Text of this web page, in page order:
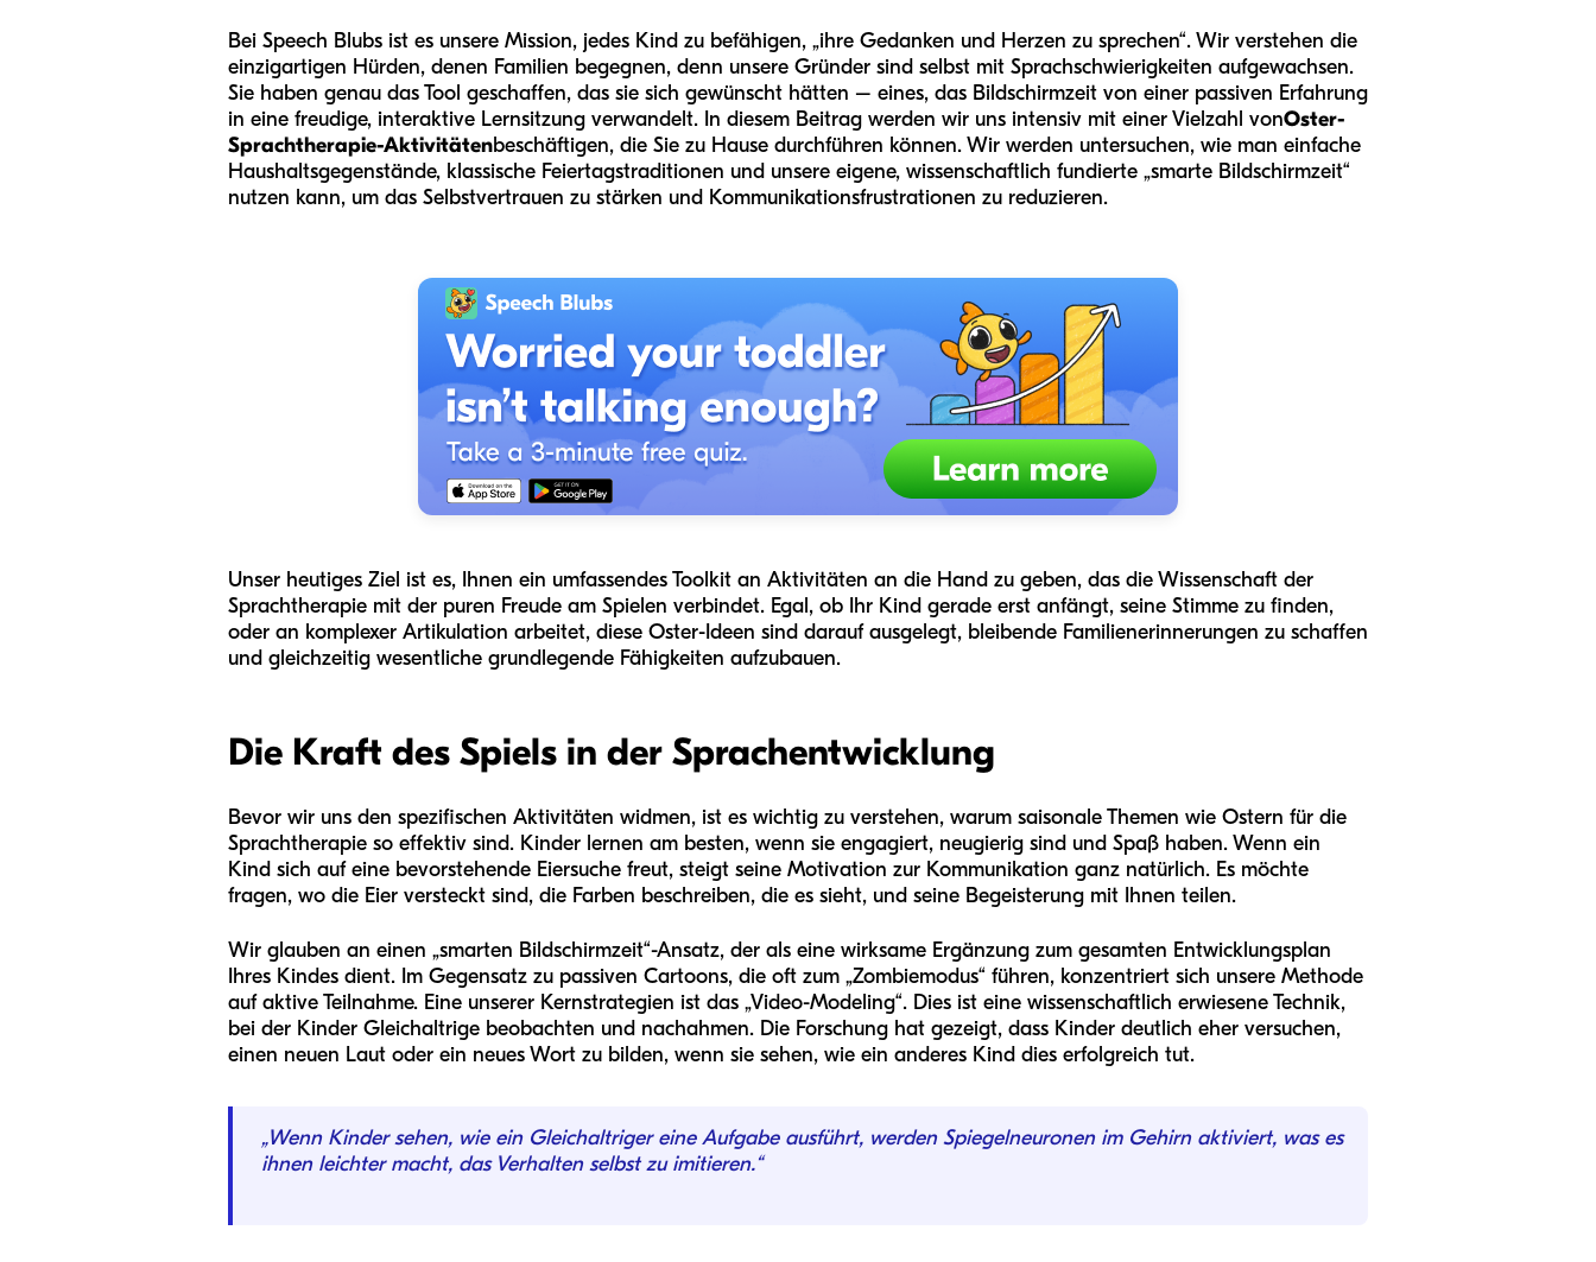
Bei Speech Blubs ist es unsere Mission, jedes Kind zu befähigen, „ihre Gedanken und Herzen zu sprechen“. Wir verstehen die
einzigartigen Hürden, denen Familien begegnen, denn unsere Gründer sind selbst mit Sprachschwierigkeiten aufgewachsen.
Sie haben genau das Tool geschaffen, das sie sich gewünscht hätten – eines, das Bildschirmzeit von einer passiven Erfahrung
in eine freudige, interaktive Lernsitzung verwandelt. In diesem Beitrag werden wir uns intensiv mit einer Vielzahl vonOster-
Sprachtherapie-Aktivitätenbeschäftigen, die Sie zu Hause durchführen können. Wir werden untersuchen, wie man einfache
Haushaltsgegenstände, klassische Feiertagstraditionen und unsere eigene, wissenschaftlich fundierte „smarte Bildschirmzeit“
nutzen kann, um das Selbstvertrauen zu stärken und Kommunikationsfrustrationen zu reduzieren.
Unser heutiges Ziel ist es, Ihnen ein umfassendes Toolkit an Aktivitäten an die Hand zu geben, das die Wissenschaft der
Sprachtherapie mit der puren Freude am Spielen verbindet. Egal, ob Ihr Kind gerade erst anfängt, seine Stimme zu finden,
oder an komplexer Artikulation arbeitet, diese Oster-Ideen sind darauf ausgelegt, bleibende Familienerinnerungen zu schaffen
und gleichzeitig wesentliche grundlegende Fähigkeiten aufzubauen.
Die Kraft des Spiels in der Sprachentwicklung
Bevor wir uns den spezifischen Aktivitäten widmen, ist es wichtig zu verstehen, warum saisonale Themen wie Ostern für die
Sprachtherapie so effektiv sind. Kinder lernen am besten, wenn sie engagiert, neugierig sind und Spaß haben. Wenn ein
Kind sich auf eine bevorstehende Eiersuche freut, steigt seine Motivation zur Kommunikation ganz natürlich. Es möchte
fragen, wo die Eier versteckt sind, die Farben beschreiben, die es sieht, und seine Begeisterung mit Ihnen teilen.
Wir glauben an einen „smarten Bildschirmzeit“-Ansatz, der als eine wirksame Ergänzung zum gesamten Entwicklungsplan
Ihres Kindes dient. Im Gegensatz zu passiven Cartoons, die oft zum „Zombiemodus“ führen, konzentriert sich unsere Methode
auf aktive Teilnahme. Eine unserer Kernstrategien ist das „Video-Modeling“. Dies ist eine wissenschaftlich erwiesene Technik,
bei der Kinder Gleichaltrige beobachten und nachahmen. Die Forschung hat gezeigt, dass Kinder deutlich eher versuchen,
einen neuen Laut oder ein neues Wort zu bilden, wenn sie sehen, wie ein anderes Kind dies erfolgreich tut.
„Wenn Kinder sehen, wie ein Gleichaltriger eine Aufgabe ausführt, werden Spiegelneuronen im Gehirn aktiviert, was es
ihnen leichter macht, das Verhalten selbst zu imitieren.“